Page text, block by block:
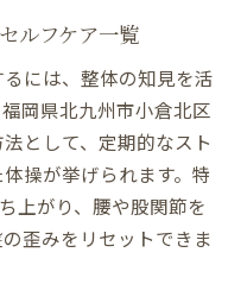
ルフケア一覧
には、整体の知見を活
岡県北九州市小倉北区
として、定期的なスト
操が挙げられます。特
上がり、腰や股関節を
歪みをリセットできま